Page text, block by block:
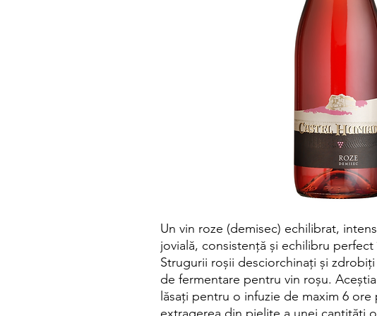
Un vin roze (demisec) echilibrat,
jovială, consistență și echilibru
Strugurii roșii desciorchinați și
de fermentare pentru vin roșu.
lăsați pentru o infuzie de maxim 6